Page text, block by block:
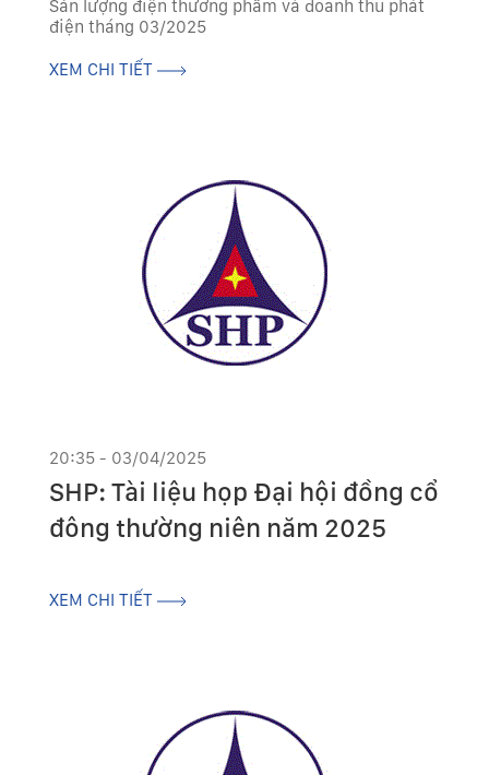
Sản lượng điện thương phẩm và doanh thu phát
điện tháng 03/2025
XEM CHI TIẾT
20:35 - 03/04/2025
SHP: Tài liệu họp Đại hội đồng cổ
đông thường niên năm 2025
XEM CHI TIẾT